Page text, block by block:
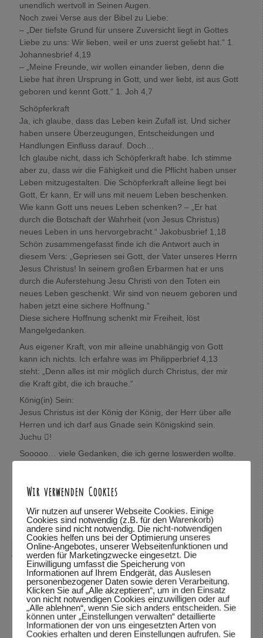
unendlich wertvoll in Seinen Augen.
Noch zwei Verse aus der Bibel zu Liebe:
– „Der tiefste Grund für unsere Zuversicht liegt in Gottes
Liebe zu uns: Wir lieben, weil er uns zuerst geliebt hat.“ 1.
Johannesbrief 4,19
– „Meine Freunde, wir wollen einander lieben, denn die
Liebe hat ihren Ursprung in Gott, und wer liebt, ist aus Gott
geboren und kennt Gott.“ 1. Joh 4,7
Schöpferkraft
Ja, ich glaube, dass das Leben kein Zufall ist. Und sicher
haben unsere Überzeugungen, Entscheidungen und
Handlungen Einfluss darauf. Doch…
Ich glaube nicht, dass ich Schöpferkraft habe. Ich stimme
aber zu, dass wir die Fähigkeit und die Pflicht haben unser
Leben mitzugestalten. Die Schöpferkraft alleine liegt bei
Gott, Er kann, Er will uns mit neuem Leben beschenken.
Wie kann Gott uns neues Leben schenken? – „Er hat
durch die Botschaft der Wahrheit (von Jesus Christus)
neues Leben in uns hervorgebracht.“ Jakobusbrief 1,18
Schön zusammengefasst finde ich die Antwort auch in
diesem Vers: „Gepriesen sei Gott, der Vater unseres Herrn
Jesus Christus! In seinem großen Erbarmen hat er uns
durch die Auferstehung Jesu Christi von den Toten ein
neues Leben geschenkt. Wir sind von neuem geboren und
haben jetzt eine sichere Hoffnung.“
Diese sichere Hoffnung schenkt mir Freiheit, löst
Mangelgedanken.
Aus eigener Kraft, von mir alleine unabhängig von Gott
kann ich nichts. Ich erfahre was im Philipperbrief 4,13
steht: „Denn alles ist mir möglich durch Christus, der mir
die Kraft gibt, die ich brauche.“
König(in) Sein:
Jesus Christus ist der König der König, der Herr über alle
Herren und ich darf aus Gnade sein Königskind sein.
Juchu !
Sooooo… viele Gedanken, die ich gerne loswerden wollte.
In Verbundenheit,
Mira
Antworten↓
Wolfgang Dodelsagte am28.10.2015 um 22:08 :
Hallo Mira,
vielen Dank für das mitteilen deiner Gedanken. Schön,
dass du so viele Bibelstellen zitieren kannst und mit uns
teilst.
Was ich über deine Gedanken denke? Ich habe deine
Wir verwenden Cookies
Wir nutzen auf unserer Webseite Cookies. Einige
Cookies sind notwendig (z.B. für den Warenkorb)
andere sind nicht notwendig. Die nicht-notwendigen
Cookies helfen uns bei der Optimierung unseres
Online-Angebotes, unserer Webseitenfunktionen und
werden für Marketingzwecke eingesetzt. Die
Einwilligung umfasst die Speicherung von
Informationen auf Ihrem Endgerät, das Auslesen
personenbezogener Daten sowie deren Verarbeitung.
Klicken Sie auf „Alle akzeptieren“, um in den Einsatz
von nicht notwendigen Cookies einzuwilligen oder auf
„Alle ablehnen“, wenn Sie sich anders entscheiden. Sie
können unter „Einstellungen verwalten“ detaillierte
Informationen der von uns eingesetzten Arten von
Cookies erhalten und deren Einstellungen aufrufen. Sie